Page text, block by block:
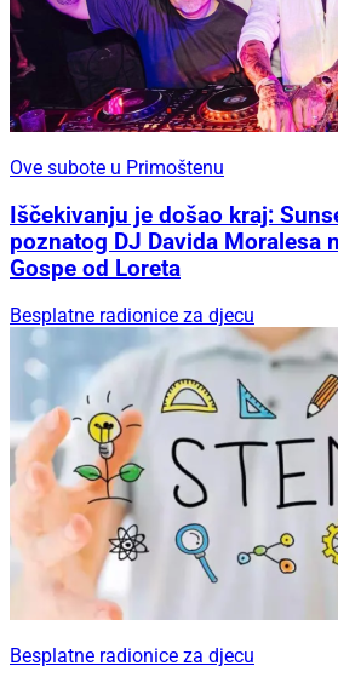
Ove subote u Primoštenu
Iščekivanju je došao kraj:
poznatog DJ Davida Moralesa
Gospe od Loreta
Besplatne radionice za djecu
Besplatne radionice za djecu